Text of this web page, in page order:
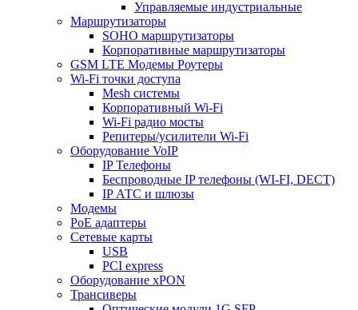
Управляемые индустриальные
Маршрутизаторы
SOHO маршрутизаторы
Корпоративные маршрутизаторы
GSM LTE Модемы Роутеры
Wi-Fi точки доступа
Mesh системы
Корпоративный Wi-Fi
Wi-Fi радио мосты
Репитеры/усилители Wi-Fi
Оборудование VoIP
IP Телефоны
Беспроводные IP телефоны (WI-FI, DECT)
IP АТС и шлюзы
Модемы
PoE адаптеры
Сетевые карты
USB
PCI express
Оборудование xPON
Трансиверы